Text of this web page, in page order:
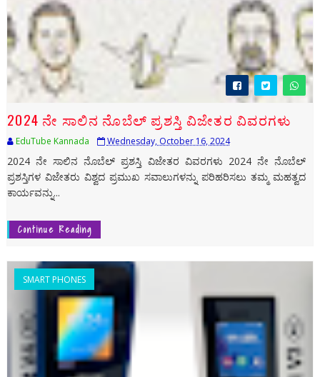
2024 ನೇ ಸಾಲಿನ ನೊಬೆಲ್ ಪ್ರಶಸ್ತಿ ವಿಜೇತರ ವಿವರಗಳು
EduTube Kannada Wednesday, October 16, 2024
2024 ನೇ ಸಾಲಿನ ನೊಬೆಲ್ ಪ್ರಶಸ್ತಿ ವಿಜೇತರ ವಿವರಗಳು 2024 ನೇ ನೊಬೆಲ್
ಪ್ರಶಸ್ತಿಗಳ ವಿಜೇತರು ವಿಶ್ವದ ಪ್ರಮುಖ ಸವಾಲುಗಳನ್ನು ಪರಿಹರಿಸಲು ತಮ್ಮ ಮಹತ್ವದ
ಕಾರ್ಯವನ್ನು...
Continue Reading
SMART PHONES